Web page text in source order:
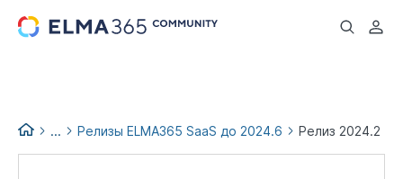
...
... Релизы ELMA365 SaaS до 2024.6 Релиз 2024.2